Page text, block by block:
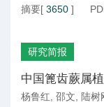
摘要[ 3650 ]
研究简报
中国篦齿蕨属
杨鲁红 邵文
陆树